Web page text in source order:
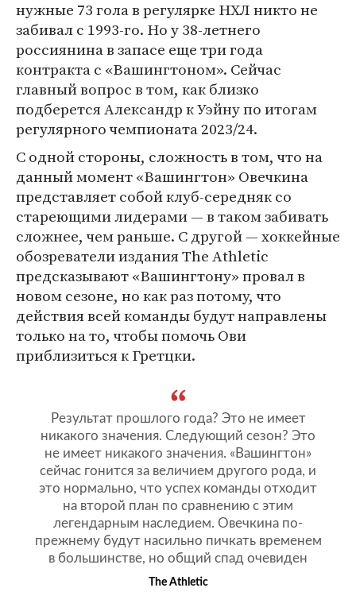
нужные 73 гола в регулярке НХЛ никто не
забивал с 1993-го. Но у 38-летнего
россиянина в запасе еще три года
контракта с «Вашингтоном». Сейчас
главный вопрос в том, как близко
подберется Александр к Уэйну по итогам
регулярного чемпионата 2023/24.
С одной стороны, сложность в том, что на
данный момент «Вашингтон» Овечкина
представляет собой клуб-середняк со
стареющими лидерами — в таком забивать
сложнее, чем раньше. С другой — хоккейные
обозреватели издания The Athletic
предсказывают «Вашингтону» провал в
новом сезоне, но как раз потому, что
действия всей команды будут направлены
только на то, чтобы помочь Ови
приблизиться к Гретцки.
Результат прошлого года? Это не имеет
никакого значения. Следующий сезон? Это
не имеет никакого значения. «Вашингтон»
сейчас гонится за величием другого рода, и
это нормально, что успех команды отходит
на второй план по сравнению с этим
легендарным наследием. Овечкина по-
прежнему будут насильно пичкать временем
в большинстве, но общий спад очевиден
The Athletic